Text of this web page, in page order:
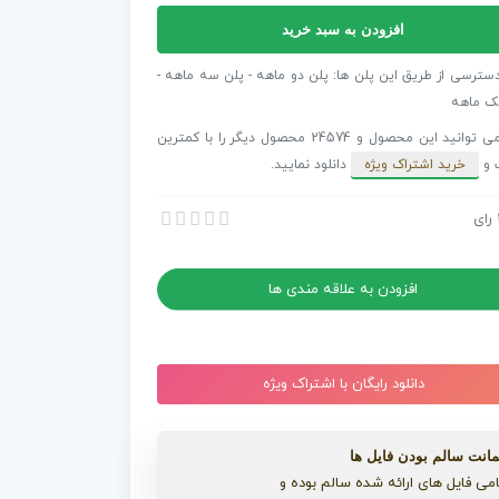
افزودن به سبد خرید
از طریق این پلن ها: پلن دو ماهه - پلن سه ماهه -
ماهه
شما می توانید این محصول و 24574 محصول دیگر را با کمترین
و
خرید اشتراک ویژه دانلود نمایید.
افترافکت لوگوی استینگ گل های بهاری 1 رای
افزودن به علاقه مندی ها
دانلود رایگان با اشتراک ویژه
سالم بودن فایل ها
فایل های ارائه شده سالم بوده و